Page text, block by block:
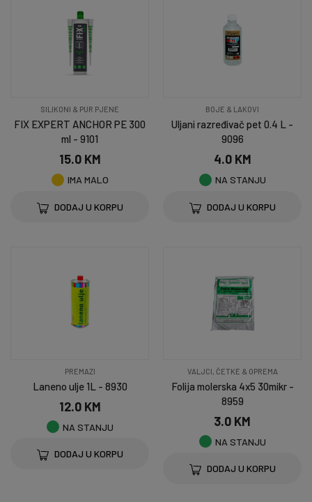
SILIKONI & PUR PJENE
FIX EXPERT ANCHOR PE 300
ml - 9101
15.0 KM
IMA MALO
DODAJ U KORPU
BOJE & LAKOVI
Uljani razređivač pet 0.4 L -
9096
4.0 KM
NA STANJU
DODAJ U KORPU
PREMAZI
Laneno ulje 1L - 8930
12.0 KM
NA STANJU
DODAJ U KORPU
VALJCI, ČETKE & OPREMA
Folija molerska 4x5 30mikr -
8959
3.0 KM
NA STANJU
DODAJ U KORPU